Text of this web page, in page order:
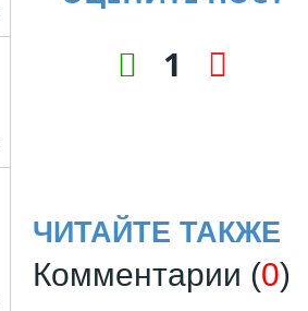
1
ЧИТАЙТЕ ТАКЖЕ
Комментарии (0)